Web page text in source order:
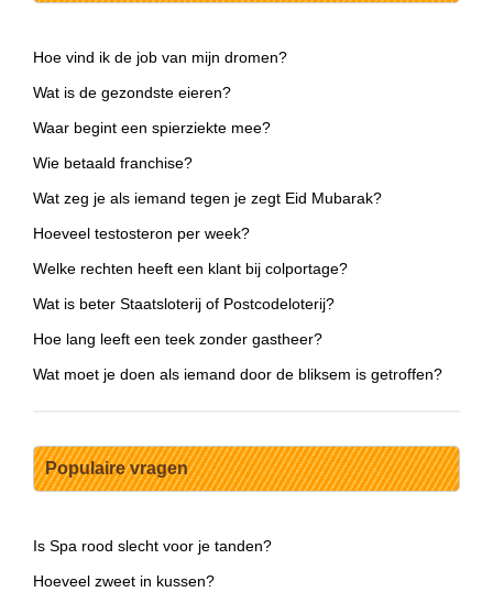
Hoe vind ik de job van mijn dromen?
Wat is de gezondste eieren?
Waar begint een spierziekte mee?
Wie betaald franchise?
Wat zeg je als iemand tegen je zegt Eid Mubarak?
Hoeveel testosteron per week?
Welke rechten heeft een klant bij colportage?
Wat is beter Staatsloterij of Postcodeloterij?
Hoe lang leeft een teek zonder gastheer?
Wat moet je doen als iemand door de bliksem is getroffen?
Populaire vragen
Is Spa rood slecht voor je tanden?
Hoeveel zweet in kussen?